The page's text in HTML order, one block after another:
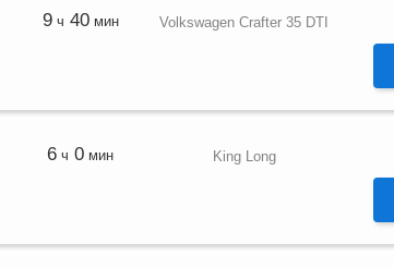
9ч 40мин Volkswagen Crafter 35 DTI
6 ч 0 мин King Long